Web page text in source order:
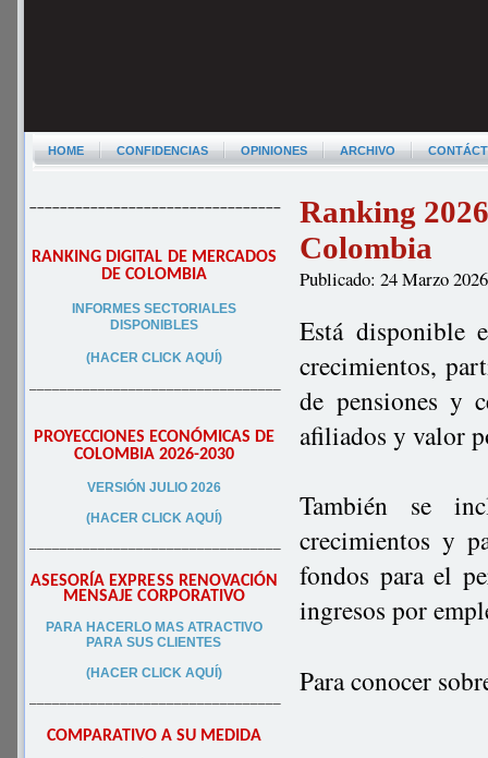
HOME CONFIDENCIAS OPINIONES ARCHIVO
–––––––––––––––––––––––––––––––––
RANKING DIGITAL DE MERCADOS
DE COLOMBIA
INFORMES SECTORIALES
DISPONIBLES
(HACER CLICK AQUÍ)
–––––––––––––––––––––––––––––––––
PROYECCIONES ECONÓMICAS DE
COLOMBIA 2026-2030
VERSIÓN JULIO 2026
(HACER CLICK AQUÍ)
–––––––––––––––––––––––––––––––––
ASESORÍA EXPRESS RENOVACIÓN
MENSAJE CORPORATIVO
PARA HACERLO MAS ATRACTIVO
PARA SUS CLIENTES
(HACER CLICK AQUÍ)
–––––––––––––––––––––––––––––––––
COMPARATIVO A SU MEDIDA
Ranking
Colombia
Publicado: 24 Marzo 2026
Está disponible
crecimientos,
de pensiones y
afiliados y valor
También se
crecimientos y
fondos para el
ingresos por
Para conocer